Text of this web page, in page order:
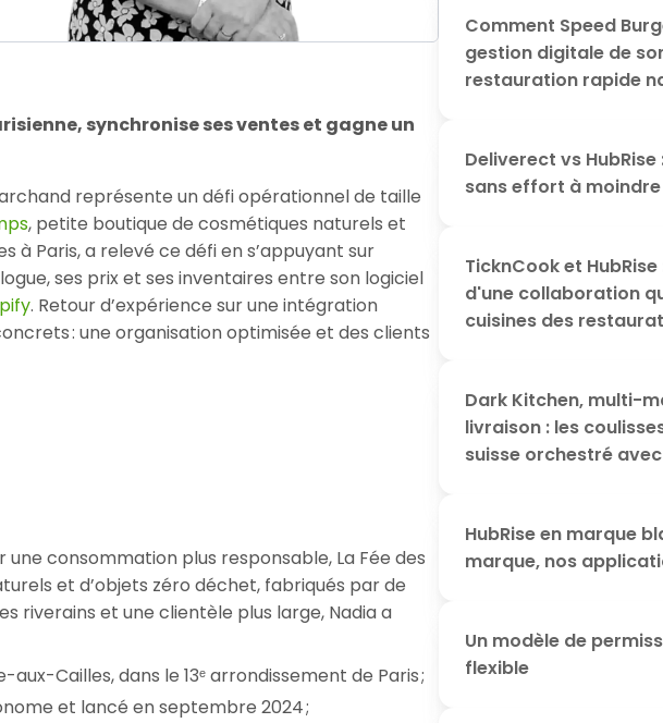
synchronise ses ventes et gagne un
représente un défi opérationnel de taille
, petite boutique de cosmétiques naturels et
à Paris, a relevé ce défi en s’appuyant sur
ses prix et ses inventaires entre son logiciel
. Retour d’expérience sur une intégration
: une organisation optimisée et des clients
consommation plus responsable, La Fée des
et d’objets zéro déchet, fabriqués par de
riverains et une clientèle plus large, Nadia a
Cailles, dans le 13ᵉ arrondissement de Paris ;
et lancé en septembre 2024 ;
Comment Speed
gestion digitale de
restauration rapide
Deliverect vs
sans effort à
TicknCook et
d'une collaboration
cuisines des
Dark Kitchen, multi-
livraison : les
suisse orchestré avec
HubRise en marque
marque, nos
Un modèle de
flexible